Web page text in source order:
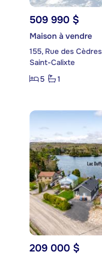
509 990 $
Maison à vendre
155, Rue des Cèdres
Saint-Calixte
5
1
209 000 $